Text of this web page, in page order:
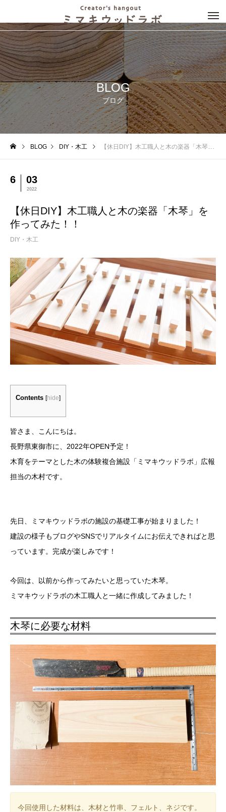
BLOG
ブログ
BLOG DIY・木工 【休日DIY】木工職人と木の楽器「木琴」を作ってみた！！
6 03
2022
【休日DIY】木工職人と木の楽器「木琴」を
作ってみた！！
DIY・木工
Contents [hide]
皆さま、こんにちは。
長野県東御市に、2022年OPEN予定！
木育をテーマとした木の体験複合施設「ミマキウッドラボ」広報
担当の木村です。
先日、ミマキウッドラボの施設の基礎工事が始まりました！
建設の様子もブログやSNSでリアルタイムにお伝えできればと思
っています。完成が楽しみです！
今回は、以前から作ってみたいと思っていた木琴。
ミマキウッドラボの木工職人と一緒に作成してみました！
木琴に必要な材料
今回使用した材料は、木材と竹串、フェルト、ネジです。